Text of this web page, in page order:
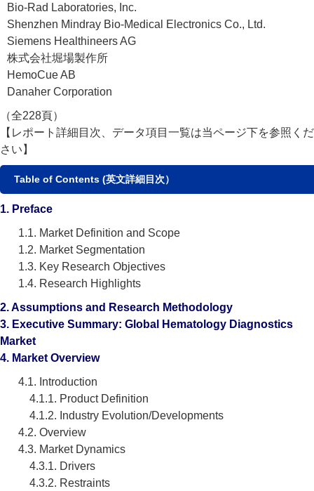
Bio-Rad Laboratories, Inc.
Shenzhen Mindray Bio-Medical Electronics Co., Ltd.
Siemens Healthineers AG
株式会社堀場製作所
HemoCue AB
Danaher Corporation
（全228頁）
【レポート詳細目次、データ項目一覧は当ページ下を参照くだ
さい】
Table of Contents (英文詳細目次）
1. Preface
1.1. Market Definition and Scope
1.2. Market Segmentation
1.3. Key Research Objectives
1.4. Research Highlights
2. Assumptions and Research Methodology
3. Executive Summary: Global Hematology Diagnostics
Market
4. Market Overview
4.1. Introduction
4.1.1. Product Definition
4.1.2. Industry Evolution/Developments
4.2. Overview
4.3. Market Dynamics
4.3.1. Drivers
4.3.2. Restraints